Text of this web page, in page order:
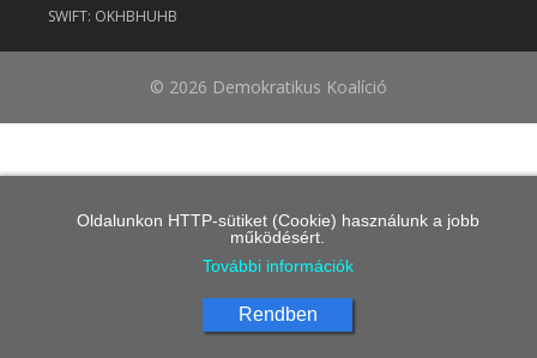
SWIFT: OKHBHUHB
© 2026 Demokratikus Koalíció
Oldalunkon HTTP-sütiket (Cookie) használunk a jobb
működésért.
További információk